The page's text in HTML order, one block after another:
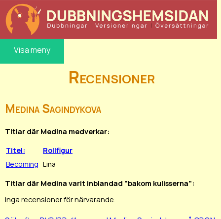
Visa meny
Recensioner
Medina Sagindykova
Titlar där Medina medverkar:
Titel:
Rollfigur
Becoming Lina
Titlar där Medina varit inblandad "bakom kulisserna":
Inga recensioner för närvarande.